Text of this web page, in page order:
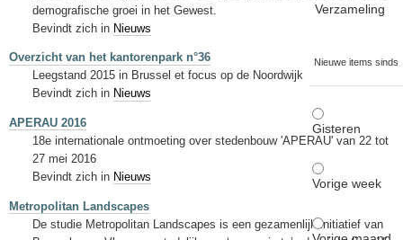
Verzameling
Nieuwe items sinds
Gisteren
Vorige week
demografische groei in het Gewest.
Bevindt zich in Nieuws
Overzicht van het kantorenpark n°36
Leegstand 2015 in Brussel et focus op de Noordwijk
Bevindt zich in Nieuws
APERAU 2016
18e internationale ontmoeting over stedenbouw 'APERAU' van 22 tot
27 mei 2016
Bevindt zich in Nieuws
Metropolitan Landscapes
De studie Metropolitan Landscapes is een gezamenlijk initiatief van